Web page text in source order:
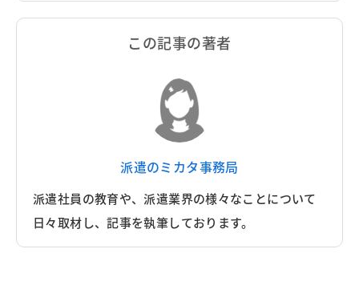
この記事の著者
派遣のミカタ事務局
派遣社員の教育や、派遣業界の様々なことについて
日々取材し、記事を執筆しております。